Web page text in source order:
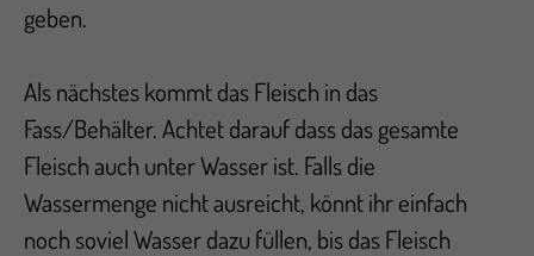
geben.
Als nächstes kommt das Fleisch in das
Fass/Behälter. Achtet darauf dass das gesamte
Fleisch auch unter Wasser ist. Falls die
Wassermenge nicht ausreicht, könnt ihr einfach
noch soviel Wasser dazu füllen, bis das Fleisch